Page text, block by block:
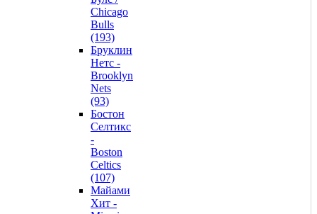
Chicago
Bulls
(193)
Бруклин
Нетс -
Brooklyn
Nets
(93)
Бостон
Селтикс
-
Boston
Celtics
(107)
Майами
Хит -